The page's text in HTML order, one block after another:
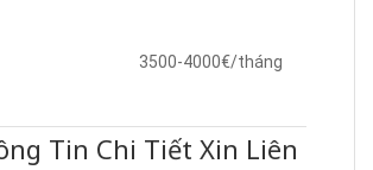
3500-4000€/tháng
Tin Chi Tiết Xin Liên